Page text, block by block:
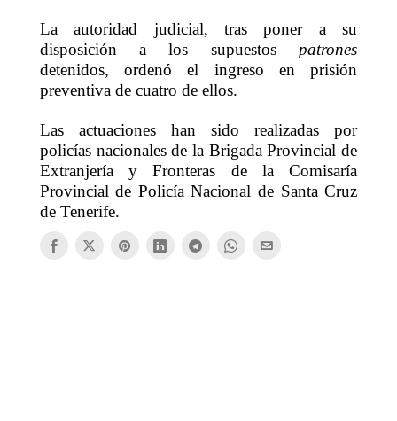
La autoridad judicial, tras poner a su
disposición a los supuestospatrones
detenidos, ordenó el ingreso en prisión
preventiva de cuatro de ellos.
Las actuaciones han sido realizadas por
policías nacionales de la Brigada Provincial de
Extranjería y Fronteras de la Comisaría
Provincial de Policía Nacional de Santa Cruz
de Tenerife.